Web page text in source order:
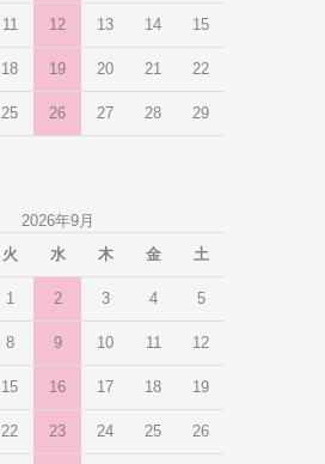
11 12 13 14 15
18 19 20 21 22
25 26 27 28 29
2026年9月
火 水 木 金 土
1 2 3 4 5
8 9 10 11 12
15 16 17 18 19
22 23 24 25 26